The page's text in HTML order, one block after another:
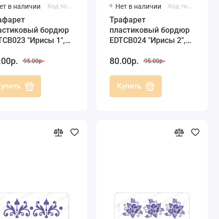
в наличии Код товара: EDTCB023
бордюр
"Ирисы 1",
95.00р.
Нет в наличии Код товара: EDTCB024
Трафарет
пластиковый бордюр
EDTCB024 "Ирисы 2",
Дизайн
80.00р. 95.00р.
Купить